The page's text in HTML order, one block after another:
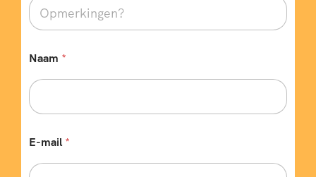
Naam *
E-mail *